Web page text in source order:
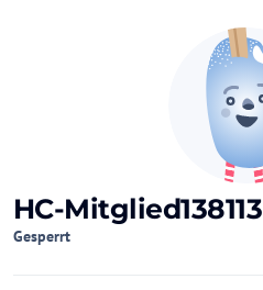
HC-Mitglied138113
Gesperrt